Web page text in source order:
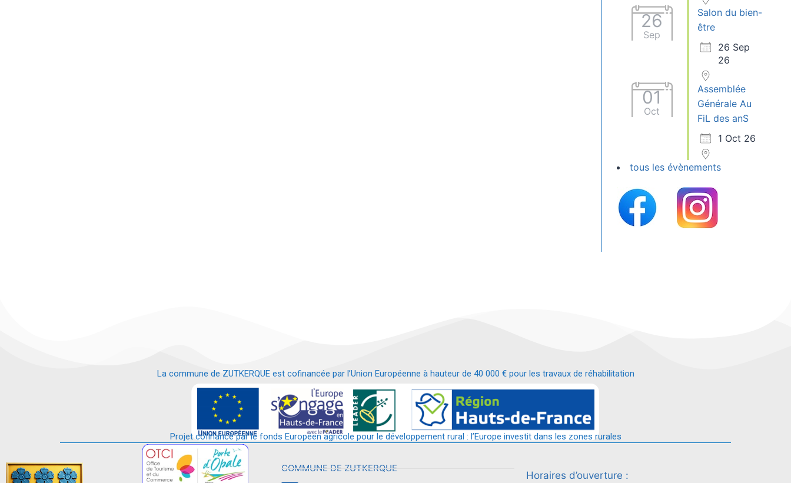
26
Sep
Salon du bien-
être
26 Sep
26
01
Oct
Assemblée
Générale Au
FiL des anS
1 Oct 26
tous les évènements
La commune de ZUTKERQUE est cofinancée par l’Union Européenne à hauteur de 40 000 € pour les travaux de réhabilitation
et requalification d’un bâtiment en services et commerces de proximité.
Projet cofinancé par le fonds Européen agricole pour le développement rural : l’Europe investit dans les zones rurales
COMMUNE DE ZUTKERQUE
Horaires d’ouverture :